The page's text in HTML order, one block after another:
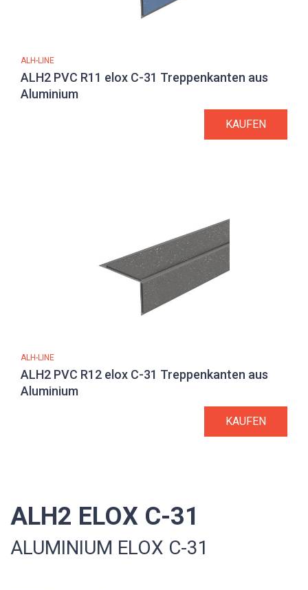
ALH-LINE
ALH2 PVC R11 elox C-31 Treppenkanten aus
Aluminium
KAUFEN
ALH-LINE
ALH2 PVC R12 elox C-31 Treppenkanten aus
Aluminium
KAUFEN
ALH2 ELOX C-31
ALUMINIUM ELOX C-31